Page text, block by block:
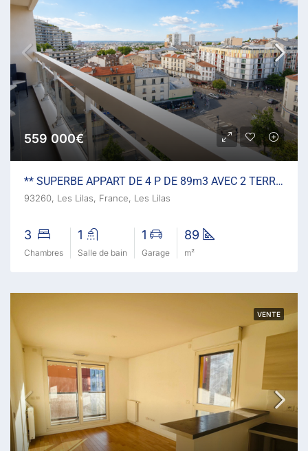
559 000€
** SUPERBE APPART DE 4 P DE 89m3 AVEC 2 TERRASSES ET GARAGE
93260, Les Lilas, France, Les Lilas
3
Chambres
1
Salle de bain
1
Garage
89
m²
VENTE